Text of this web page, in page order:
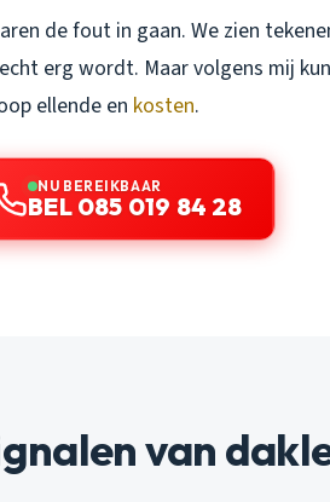
de fout in gaan. We zien
erg wordt. Maar volgens mij
ellende en kosten.
NU BEREIKBAAR
BEL 085 019 84 28
van